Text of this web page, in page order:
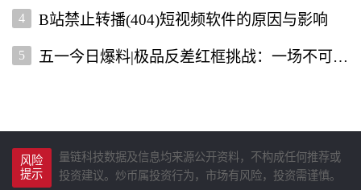
4 B站禁止转播(404)短视频软件的原因与影响
5 五一今日爆料|极品反差红框挑战：一场不可错过的直播盛宴
风险
提示
量链科技数据及信息均来源公开资料，不构成任何推荐或
投资建议。炒币属投资行为，市场有风险，投资需谨慎。